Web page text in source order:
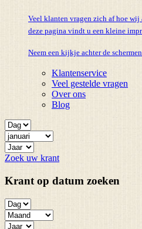
Veel klanten vragen zich af hoe
deze pagina vindt u een kleine
Neem een kijkje achter de
Klantenservice
Veel gestelde vragen
Over ons
Blog
Zoek uw krant
Krant op datum zoeken